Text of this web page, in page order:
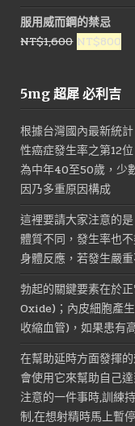
價
格：
NT$1,200。
價
格：
服用威而鋼的禁忌
NT$1,600 原
格：
NT$800
5mg 超犀 必利吉
根據台灣國內最新統
性癌症發生率之第12
為中年40至50歲，少
因乃多重原因構成
這裡要請大家注意的
體質不同，發生率也
身體反應，若發生嚴
勃起的關鍵要素在於
Oxide)；內皮細胞產
收縮血管)，如果患有
在幫助延時方面發揮
會使用它來幫助自己
注意的一件事時,訓練
制,在想射精時馬上暫